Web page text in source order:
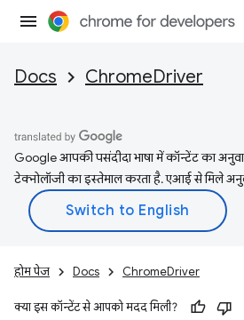
Docs ChromeDriver
Google आपकी पसंदीदा भाषा में कॉन्टेंट का
टेक्नोलॉजी का इस्तेमाल करता है. एआई से मिले
होम पेज Docs ChromeDriver
क्या इस कॉन्टेंट से आपको मदद मिली?